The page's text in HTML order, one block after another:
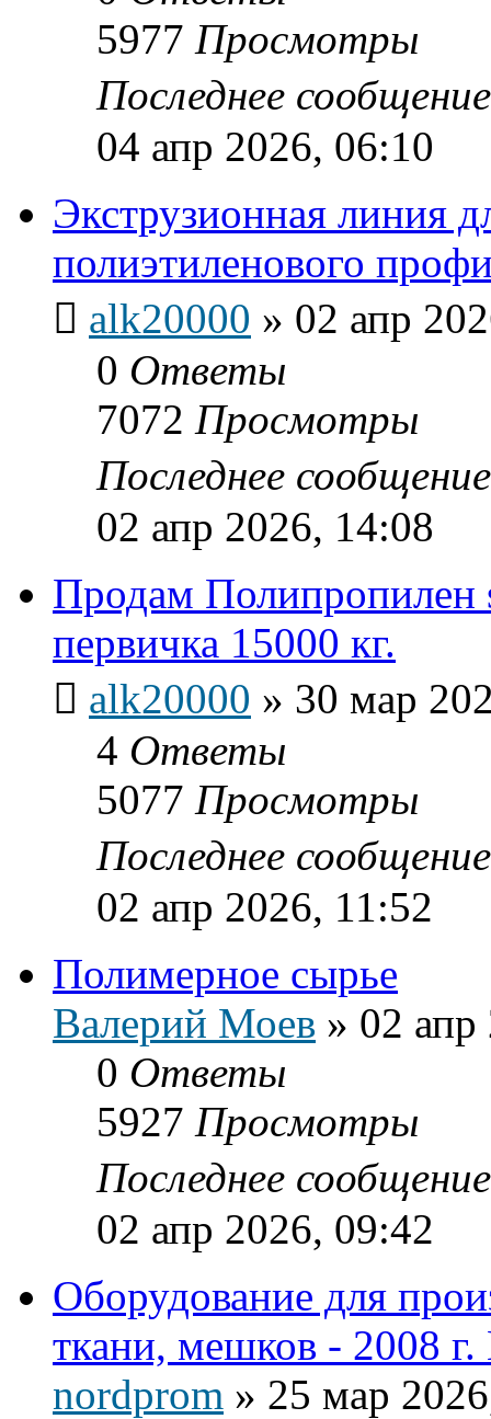
5977 Просмотры
Последнее
04 апр 2026, 06:10
Экструзионная линия
полиэтиленового
alk20000 » 02 апр
0 Ответы
7072 Просмотры
Последнее
02 апр 2026, 14:08
Продам Полипропилен
первичка 15000 кг.
alk20000 » 30 мар
4 Ответы
5077 Просмотры
Последнее
02 апр 2026, 11:52
Полимерное сырье
Валерий Моев » 02
0 Ответы
5927 Просмотры
Последнее
02 апр 2026, 09:42
Оборудование для
ткани, мешков - 2008 г.
nordprom » 25 мар